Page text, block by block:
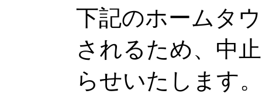
下記のホームタ
されるため、中
らせいたします。